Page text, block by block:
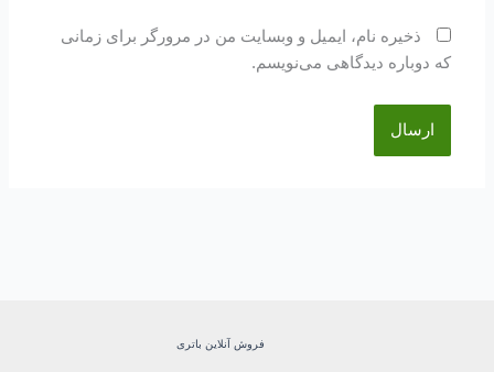
ذخیره نام، ایمیل و وبسایت من در مرورگر برای زمانی
که دوباره دیدگاهی می‌نویسم.
فروش آنلاین باتری